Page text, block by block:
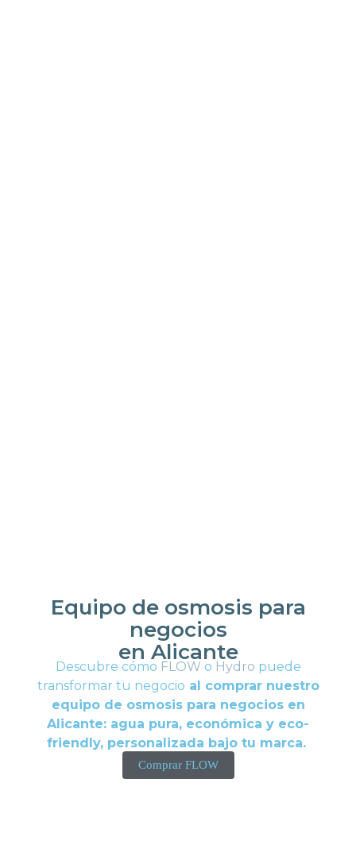
Equipo de osmosis para
negocios
en Alicante
Descubre cómo FLOW o Hydro puede
transformar tu negocio al comprar nuestro
equipo de osmosis para negocios en
Alicante: agua pura, económica y eco-
friendly, personalizada bajo tu marca.
Comprar FLOW